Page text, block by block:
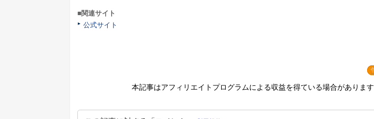
■関連サイト
公式サイト
本記事はアフィリエイトプログラムによる収益を得ている場合があります